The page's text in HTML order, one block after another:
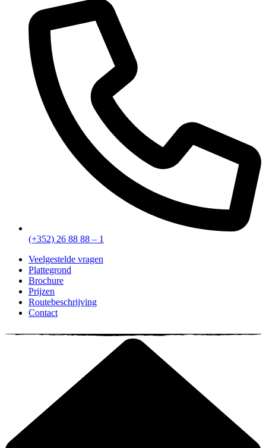
(+352) 26 88 88 – 1
Veelgestelde vragen
Plattegrond
Brochure
Prijzen
Routebeschrijving
Contact